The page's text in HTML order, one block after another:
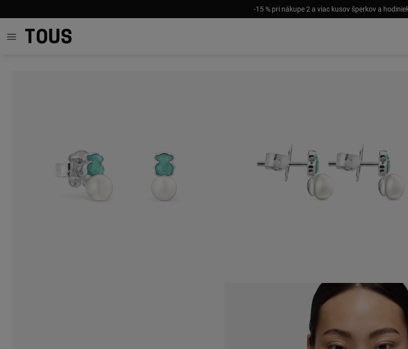
-15 % pri nákupe 2 a viac kusov šperkov a